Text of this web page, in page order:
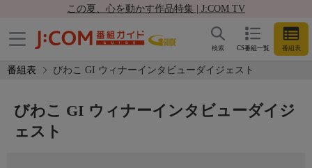
この夏、心を動かす作品特集 | J:COM TV
CS番組一覧 番組表
検索
番組表 びわこ GI ウィナーインタビューダイジェスト
びわこ GI ウィナーインタビューダイジ
ェスト